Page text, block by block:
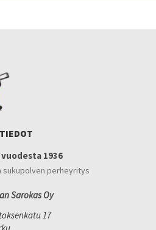
1936
sukupolven perheyritys
Sarokas Oy
17